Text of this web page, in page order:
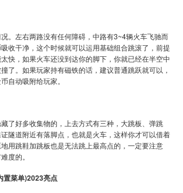
。左右两路没有任何障碍，中路有3~4辆火车飞驰而
收干净，这个时候就可以运用基础组合跳滚了，前提
快，如果火车还没到达你的脚下，你就已经在半空中
了。如果玩家持有磁铁的话，建议普通跳跃就可以，
自动吸附给玩家。
了好多收集物的，上去方式有三种，大跳板、弹跳
隧道附近有落脚点，也就是火车，这样你才可以借着
用跳鞋加跳板也是无法跳上最高点的，一定要注意
度的。
置菜单)2023亮点